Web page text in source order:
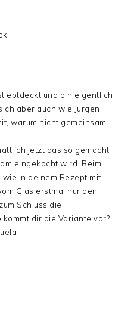
ebtdeckt und bin eigentlich
aber auch wie Jürgen,
warum nicht gemeinsam
ich jetzt das so gemacht
eingekocht wird. Beim
in deinem Rezept mit
Glas erstmal nur den
Schluss die
dir die Variante vor?